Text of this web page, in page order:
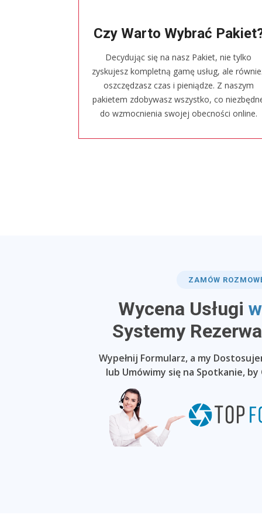
Czy Warto Wybrać
Decydując się na nasz Pakiet, nie tylko
zyskujesz kompletną gamę usług, ale
oszczędzasz czas i pieniądze. Z naszym
pakietem zdobywasz wszystko, co
do wzmocnienia swojej obecności online.
ZAMÓW
Wycena Usługi
​Systemy
Wypełnij Formularz, a my
lub Umówimy się na Spotkanie, by